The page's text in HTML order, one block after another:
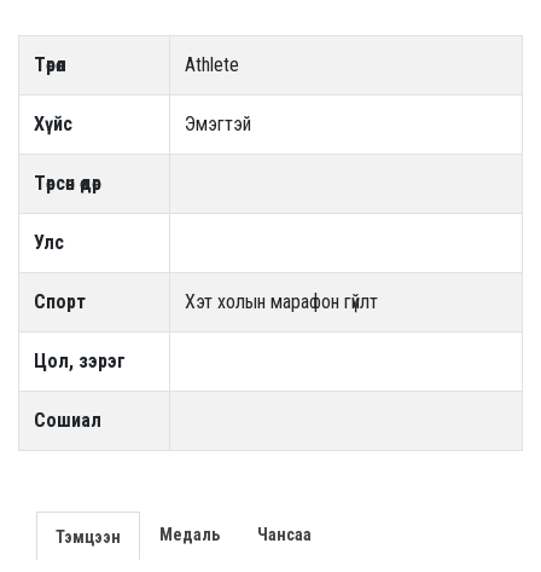
Төрөл Athlete
Хүйс Эмэгтэй
Төрсөн өдөр
Улс
Спорт Хэт холын марафон гүйлт
Цол, зэрэг
Сошиал
Тэмцээн Медаль Чансаа